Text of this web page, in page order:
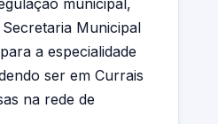
municipal,
Municipal
a especialidade
ser em Currais
na rede de